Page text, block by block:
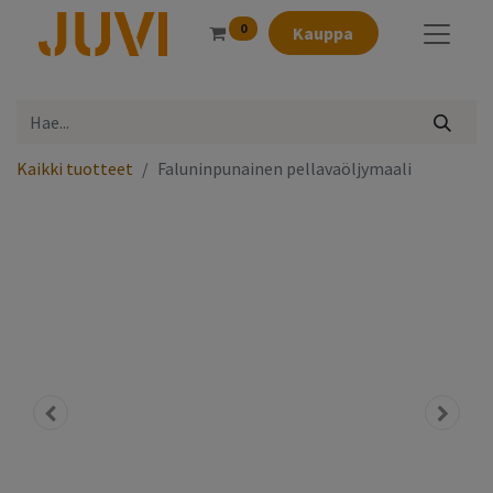
0 Kauppa
Kaikki tuotteet ​Faluninpunainen pellavaöljymaali